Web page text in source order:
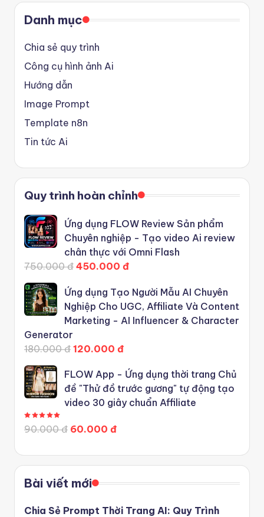
Danh mục
Chia sẻ quy trình
Công cụ hình ảnh Ai
Hướng dẫn
Image Prompt
Template n8n
Tin tức Ai
Quy trình hoàn chỉnh
Ứng dụng FLOW Review Sản phẩm
Chuyên nghiệp - Tạo video Ai review
chân thực với Omni Flash
750.000 đ 450.000 đ
Ứng dụng Tạo Người Mẫu AI Chuyên
Nghiệp Cho UGC, Affiliate Và Content
Marketing - AI Influencer & Character
Generator
180.000 đ 120.000 đ
FLOW App - Ứng dụng thời trang Chủ
đề "Thử đồ trước gương" tự động tạo
video 30 giây chuẩn Affiliate
90.000 đ 60.000 đ
Bài viết mới
Chia Sẻ Prompt Thời Trang AI: Quy Trình